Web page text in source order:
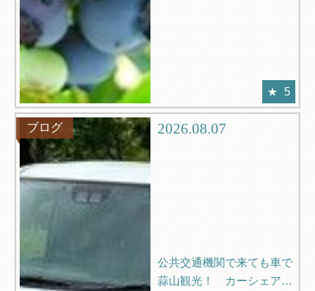
5
ブログ 2026.08.07
公共交通機関で来ても車で
蒜山観光！ カーシェアリ